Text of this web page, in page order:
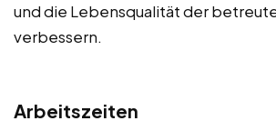
und die Lebensqualität der
verbessern.
Arbeitszeiten